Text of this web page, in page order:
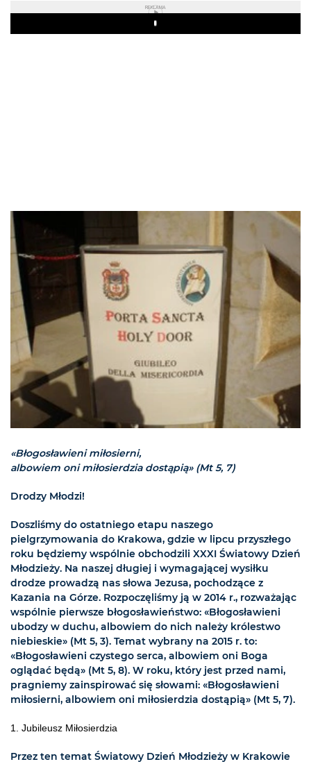
REKLAMA
Play
«Błogosławieni miłosierni,
albowiem oni miłosierdzia dostąpią» (Mt 5, 7)
Drodzy Młodzi!
Doszliśmy do ostatniego etapu naszego
pielgrzymowania do Krakowa, gdzie w lipcu przyszłego
roku będziemy wspólnie obchodzili XXXI Światowy Dzień
Młodzieży. Na naszej długiej i wymagającej wysiłku
drodze prowadzą nas słowa Jezusa, pochodzące z
Kazania na Górze. Rozpoczęliśmy ją w 2014 r., rozważając
wspólnie pierwsze błogosławieństwo: «Błogosławieni
ubodzy w duchu, albowiem do nich należy królestwo
niebieskie» (Mt 5, 3). Temat wybrany na 2015 r. to:
«Błogosławieni czystego serca, albowiem oni Boga
oglądać będą» (Mt 5, 8). W roku, który jest przed nami,
pragniemy zainspirować się słowami: «Błogosławieni
miłosierni, albowiem oni miłosierdzia dostąpią» (Mt 5, 7).
1. Jubileusz Miłosierdzia
Przez ten temat Światowy Dzień Młodzieży w Krakowie